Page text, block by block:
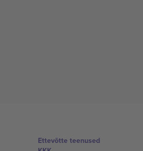
Ettevõtte teenused